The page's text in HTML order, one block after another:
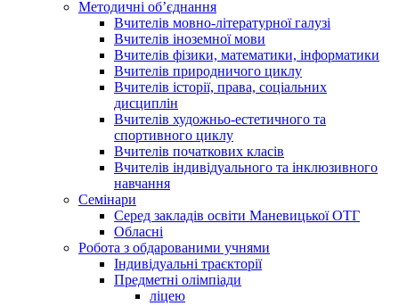
Методичні об’єднання
Вчителів мовно-літературної галузі
Вчителів іноземної мови
Вчителів фізики, математики, інформатики
Вчителів природничого циклу
Вчителів історії, права, соціальних
дисциплін
Вчителів художньо-естетичного та
спортивного циклу
Вчителів початкових класів
Вчителів індивідуального та інклюзивного
навчання
Семінари
Серед закладів освіти Маневицької ОТГ
Обласні
Робота з обдарованими учнями
Індивідуальні траєкторії
Предметні олімпіади
ліцею